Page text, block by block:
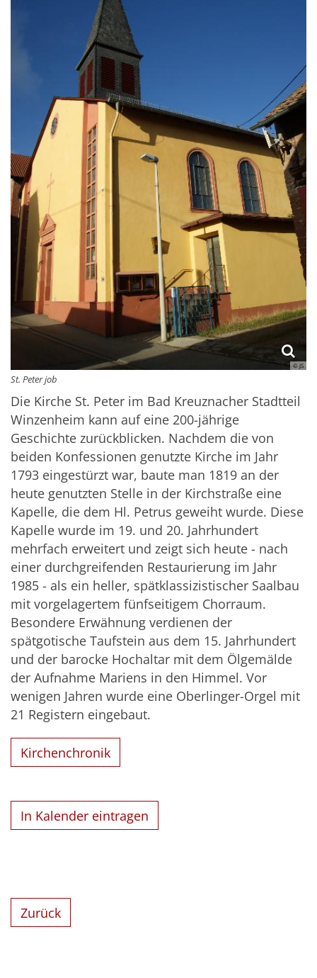
© JS
St. Peter job
Die Kirche St. Peter im Bad Kreuznacher Stadtteil
Winzenheim kann auf eine 200-jährige
Geschichte zurückblicken. Nachdem die von
beiden Konfessionen genutzte Kirche im Jahr
1793 eingestürzt war, baute man 1819 an der
heute genutzten Stelle in der Kirchstraße eine
Kapelle, die dem Hl. Petrus geweiht wurde. Diese
Kapelle wurde im 19. und 20. Jahrhundert
mehrfach erweitert und zeigt sich heute - nach
einer durchgreifenden Restaurierung im Jahr
1985 - als ein heller, spätklassizistischer Saalbau
mit vorgelagertem fünfseitigem Chorraum.
Besondere Erwähnung verdienen der
spätgotische Taufstein aus dem 15. Jahrhundert
und der barocke Hochaltar mit dem Ölgemälde
der Aufnahme Mariens in den Himmel. Vor
wenigen Jahren wurde eine Oberlinger-Orgel mit
21 Registern eingebaut.
Kirchenchronik
In Kalender eintragen
Zurück